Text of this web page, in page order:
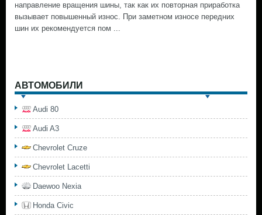
направление вращения шины, так как их повторная приработка
вызывает повышенный износ. При заметном износе передних
шин их рекомендуется пом ...
АВТОМОБИЛИ
Audi 80
Audi A3
Chevrolet Cruze
Chevrolet Lacetti
Daewoo Nexia
Honda Civic